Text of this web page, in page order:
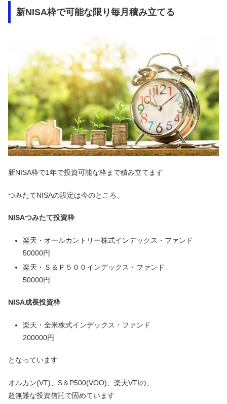
新NISA枠で可能な限り毎月積み立てる
新NISA枠で1年で投資可能な枠まで積み立てます
つみたてNISAの設定は今のところ、
NISAつみたて投資枠
楽天・オールカントリー株式インデックス・ファンド
50000円
楽天・Ｓ＆Ｐ５００インデックス・ファンド
50000円
NISA成長投資枠
楽天・全米株式インデックス・ファンド
200000円
となっています
オルカン(VT)、S＆P500(VOO)、楽天VTIの、
超無難な投資信託で固めています